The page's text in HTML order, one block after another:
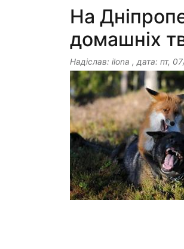
На
домашніх
Надіслав: ilona , дата: пт,